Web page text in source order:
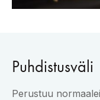
Puhdistusväli
Perustuu